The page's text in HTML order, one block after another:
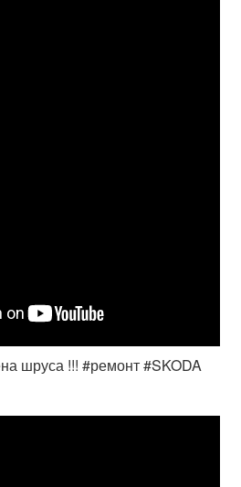
шруса !!! #ремонт #SKODA